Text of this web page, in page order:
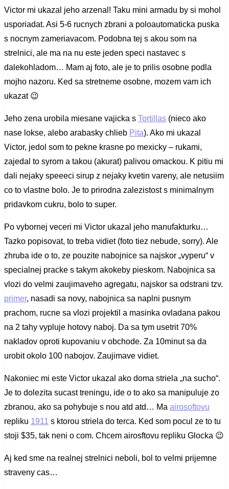
Victor mi ukazal jeho arzenal! Taku mini armadu by si mohol
usporiadat. Asi 5-6 rucnych zbrani a poloautomaticka puska
s nocnym zameriavacom. Podobna tej s akou som na
strelnici, ale ma na nu este jeden speci nastavec s
dalekohladom… Mam aj foto, ale je to prilis osobne podla
mojho nazoru. Ked sa stretneme osobne, mozem vam ich
ukazat 😉
Jeho zena urobila miesane vajicka s Tortillas (nieco ako
nase lokse, alebo arabasky chlieb Pita). Ako mi ukazal
Victor, jedol som to pekne krasne po mexicky – rukami,
zajedal to syrom a takou (akurat) palivou omackou. K pitiu mi
dali nejaky speeeci sirup z nejaky kvetin vareny, ale netusiim
co to vlastne bolo. Je to prirodna zalezistost s minimalnym
pridavkom cukru, bolo to super.
Po vybornej veceri mi Victor ukazal jeho manufakturku…
Tazko popisovat, to treba vidiet (foto tiez nebude, sorry). Ale
zhruba ide o to, ze pouzite nabojnice sa najskor „vyperu“ v
specialnej pracke s takym akokeby pieskom. Nabojnica sa
vlozi do velmi zaujimaveho agregatu, najskor sa odstrani tzv.
primer, nasadi sa novy, nabojnica sa naplni pusnym
prachom, rucne sa vlozi projektil a masinka ovladana pakou
na 2 tahy vypluje hotovy naboj. Da sa tym usetrit 70%
nakladov oproti kupovaniu v obchode. Za 10minut sa da
urobit okolo 100 nabojov. Zaujimave vidiet.
Nakoniec mi este Victor ukazal ako doma striela „na sucho“.
Je to dolezita sucast treningu, ide o to ako sa manipuluje zo
zbranou, ako sa pohybuje s nou atd atd… Ma airosoftovu
repliku 1911 s ktorou striela do terca. Ked som pocul ze to tu
stoji $35, tak neni o com. Chcem airosftovu repliku Glocka 😉
Aj ked sme na realnej strelnici neboli, bol to velmi prijemne
straveny cas…